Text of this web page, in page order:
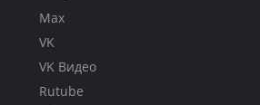
Max
VK
VK Видео
Rutube